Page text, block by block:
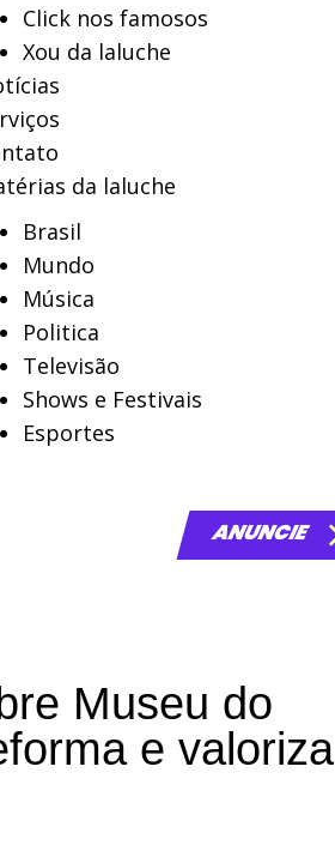
Click nos famosos
Xou da laluche
da laluche
Brasil
Mundo
Música
Politica
Televisão
Shows e Festivais
Esportes
ANUNCIE
Museu do
e valoriza